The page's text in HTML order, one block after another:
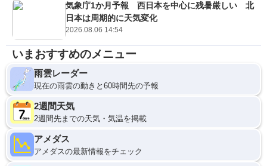
気象庁1か月予報 西日本を中心に残暑厳しい 北
日本は周期的に天気変化
2026.08.06 14:54
いまおすすめのメニュー
雨雲レーダー
現在の雨雲の動きと60時間先の予報
2週間天気
2週間先までの天気・気温を掲載
アメダス
アメダスの最新情報をチェック